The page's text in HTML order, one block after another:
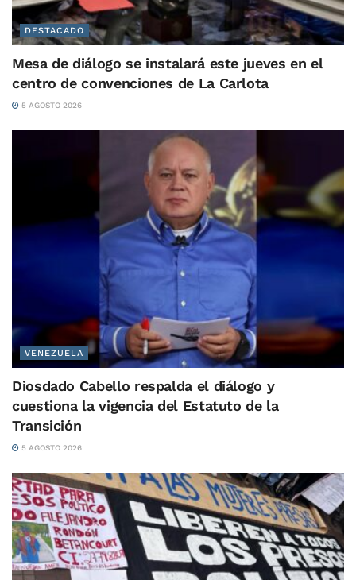
DESTACADO
Mesa de diálogo se instalará este jueves en el
centro de convenciones de La Carlota
5 AGOSTO 2026
VENEZUELA
Diosdado Cabello respalda el diálogo y
cuestiona la vigencia del Estatuto de la
Transición
5 AGOSTO 2026